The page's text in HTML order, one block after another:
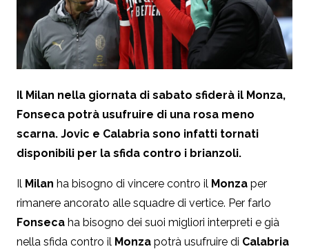
Il Milan nella giornata di sabato sfiderà il Monza,
Fonseca potrà usufruire di una rosa meno
scarna. Jovic e Calabria sono infatti tornati
disponibili per la sfida contro i brianzoli.
Il Milan ha bisogno di vincere contro il Monza per
rimanere ancorato alle squadre di vertice. Per farlo
Fonseca ha bisogno dei suoi migliori interpreti e già
nella sfida contro il Monza potrà usufruire di Calabria